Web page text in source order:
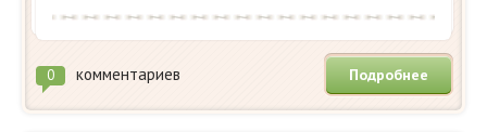
0 комментариев Подробнее